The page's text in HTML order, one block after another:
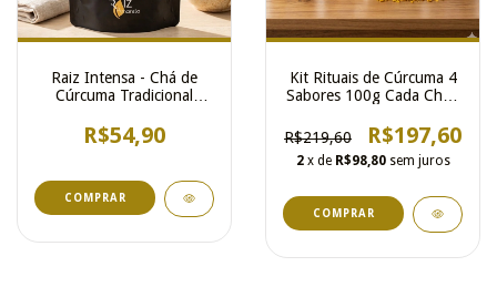
Raiz Intensa - Chá de
Cúrcuma Tradicional
R$54,90
Kit Rituais de Cúrcuma 4
Sabores 100g Cada Chá -
estar
R$219,60 R$197,60
2 x de R$98,80 sem juros